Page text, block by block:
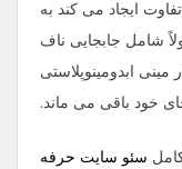
ایجاد می کند به
شامل جابجایی ناف
ابدومینوپلاستی
خود باقی می ماند.
سئو سایت حرفه